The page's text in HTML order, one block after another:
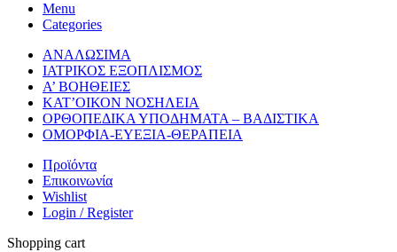
Menu
Categories
ΑΝΑΛΩΣΙΜΑ
ΙΑΤΡΙΚΟΣ ΕΞΟΠΛΙΣΜΟΣ
Α’ ΒΟΗΘΕΙΕΣ
ΚΑΤ’ΟΙΚΟΝ ΝΟΣΗΛΕΙΑ
ΟΡΘΟΠΕΔΙΚΑ ΥΠΟΔΗΜΑΤΑ – ΒΑΔΙΣΤΙΚΑ
ΟΜΟΡΦΙΑ-ΕΥΕΞΙΑ-ΘΕΡΑΠΕΙΑ
Προϊόντα
Επικοινωνία
Wishlist
Login / Register
Shopping cart